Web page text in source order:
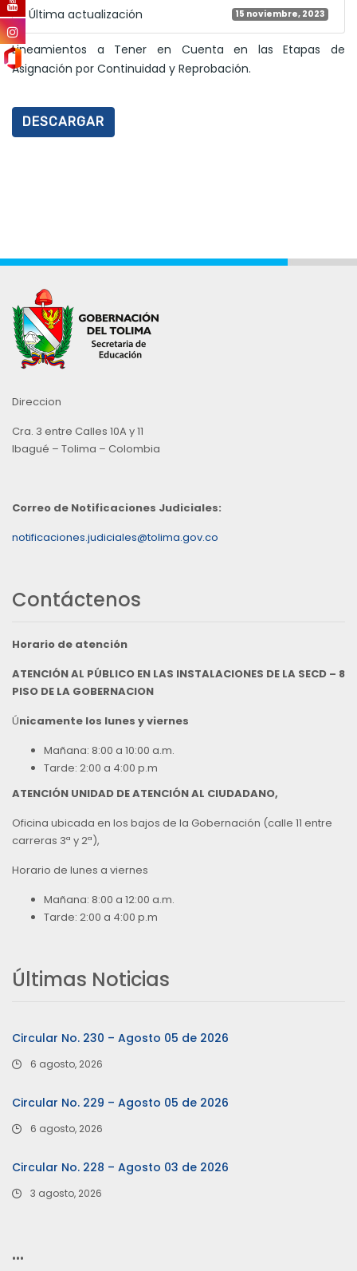
Última actualización 15 noviembre, 2023
Lineamientos a Tener en Cuenta en las Etapas de
Asignación por Continuidad y Reprobación.
DESCARGAR
Direccion
Cra. 3 entre Calles 10A y 11
Ibagué – Tolima – Colombia
Correo de Notificaciones Judiciales:
notificaciones.judiciales@tolima.gov.co
Contáctenos
Horario de atención
ATENCIÓN AL PÚBLICO EN LAS INSTALACIONES DE LA SECD – 8
PISO DE LA GOBERNACION
Únicamente los lunes y viernes
Mañana: 8:00 a 10:00 a.m.
Tarde: 2:00 a 4:00 p.m
ATENCIÓN UNIDAD DE ATENCIÓN AL CIUDADANO,
Oficina ubicada en los bajos de la Gobernación (calle 11 entre
carreras 3ª y 2ª),
Horario de lunes a viernes
Mañana: 8:00 a 12:00 a.m.
Tarde: 2:00 a 4:00 p.m
Últimas Noticias
Circular No. 230 – Agosto 05 de 2026
6 agosto, 2026
Circular No. 229 – Agosto 05 de 2026
6 agosto, 2026
Circular No. 228 – Agosto 03 de 2026
3 agosto, 2026
…